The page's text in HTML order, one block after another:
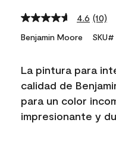
4.6 Read
10
link.
(10)
Benjamin Moore SKU#
La pintura para
calidad de
para un color
impresionante y